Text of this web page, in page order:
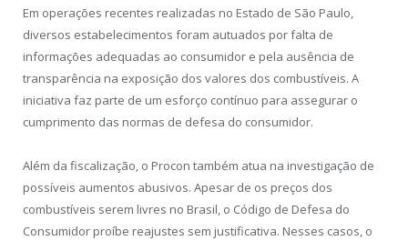
Em operações recentes realizadas no Estado de São Paulo,
diversos estabelecimentos foram autuados por falta de
informações adequadas ao consumidor e pela ausência de
transparência na exposição dos valores dos combustíveis. A
iniciativa faz parte de um esforço contínuo para assegurar o
cumprimento das normas de defesa do consumidor.
Além da fiscalização, o Procon também atua na investigação de
possíveis aumentos abusivos. Apesar de os preços dos
combustíveis serem livres no Brasil, o Código de Defesa do
Consumidor proíbe reajustes sem justificativa. Nesses casos, o